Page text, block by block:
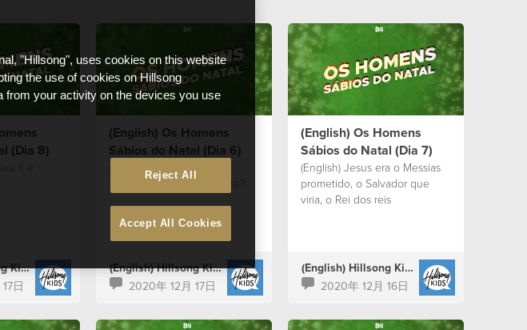
(Dia 8)
(English) Hillsong Kids Portugal
日
(English) Os Homens
Sábios do Natal (Dia 6)
(English) Qual o sítio mais
longe para onde já viajaste?
(English) Hillsong Kids Portugal
2020年 12月 17日
(English) Os Homens
Sábios do Natal (Dia 7)
(English) Jesus era o Messias
prometido, o Salvador que
viria, o Rei dos reis
(English) Hillsong Kids Portugal
2020年 12月 16日
"Hillsong", uses cookies on this website
the use of cookies on Hillsong
from your activity on the devices you use
Reject All
Accept All Cookies